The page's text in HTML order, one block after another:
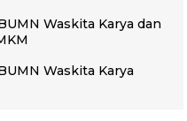
Waskita Karya dan
Waskita Karya